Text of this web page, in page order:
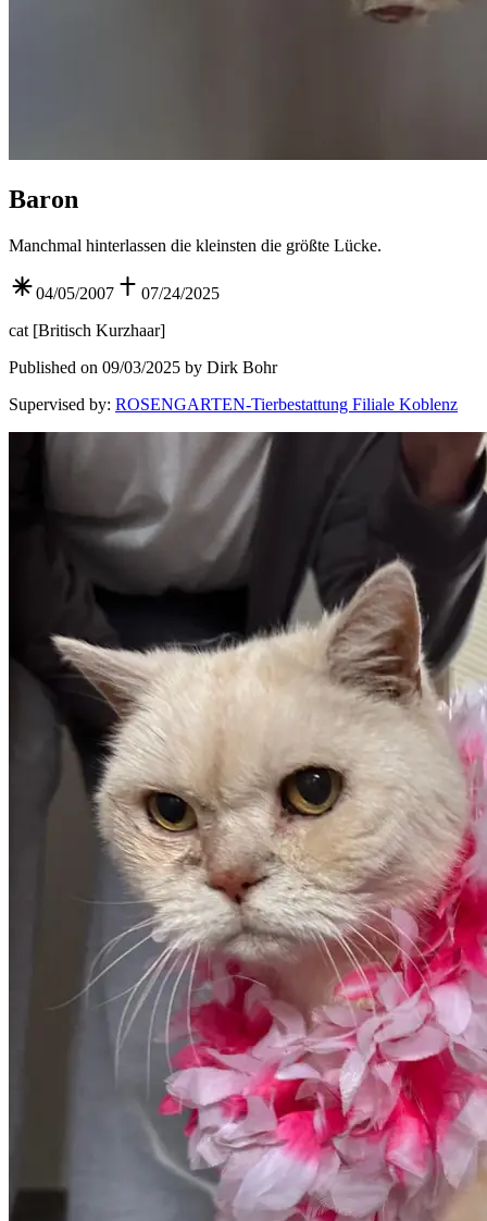
Baron
Manchmal hinterlassen die kleinsten die größte Lücke.
04/05/2007
07/24/2025
cat [Britisch Kurzhaar]
Published on 09/03/2025 by Dirk Bohr
Supervised by: ROSENGARTEN-Tierbestattung Filiale Koblenz